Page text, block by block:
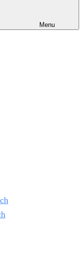
Menu